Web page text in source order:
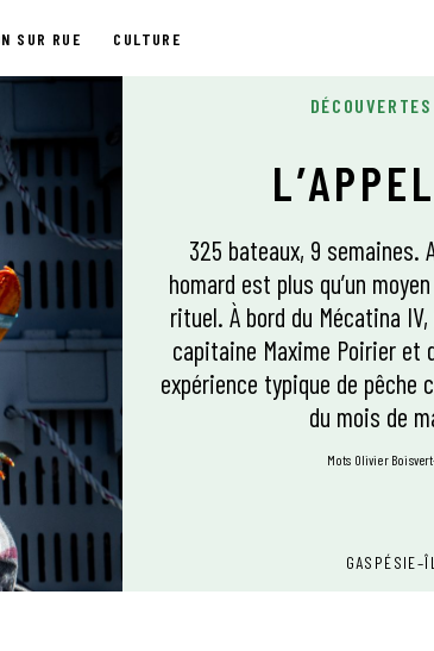
SUR RUE CULTURE
DÉCOUVERTES
325 bateaux, 9 semaines.
homard est plus qu’un
rituel. À bord du Mécatina
capitaine Maxime Poirier et
expérience typique de pêche
du mois de
mots Olivier